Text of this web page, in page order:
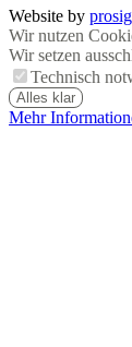
Website by
Wir nutzen
Wir setzen
Technisch
Alles klar
Mehr